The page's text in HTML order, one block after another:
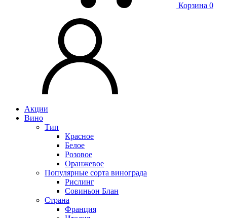
Корзина 0
Акции
Вино
Тип
Красное
Белое
Розовое
Оранжевое
Популярные сорта винограда
Рислинг
Совиньон Блан
Страна
Франция